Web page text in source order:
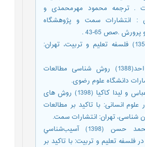
. ترجمه محمود مهرمحمدی و
: انتشارات سمت و پژوهشگاه
.صص 65-43 .
شریعتی، علی (1358) فلسفه تعلیم و تربیت، تهران:
فرامرز قراملکی. احد(1388) روش شناسی مطالعات
دانشگاه علوم رضوی.
معدن دار آرانی، عباس و لیدا کاکیا (1398) روش های
انسانی: با تاکید بر مطالعات
شناسی، تهران: انتشارات سمت.
میرزامحمدی، محمد حسن (1398) آسيب‌شناسي
فلسفه تعليم و تربيت: با تاكيد بر